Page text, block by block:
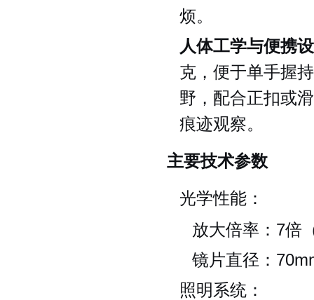
烦。
人体工学与便携
克，便于单手握
野，配合正扣或
痕迹观察。
主要技术参数
光学性能：
放大倍率：7倍
镜片直径：
照明系统：